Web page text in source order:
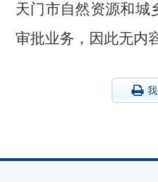
天门市自然资源和城
审批业务，因此无内